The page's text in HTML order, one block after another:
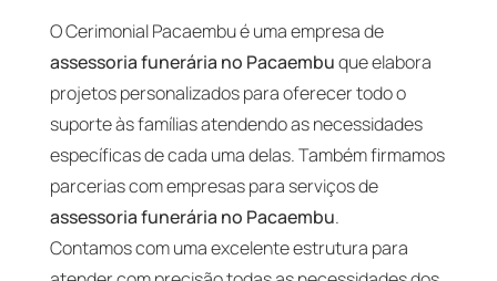
O Cerimonial Pacaembu é uma empresa de
assessoria funerária no Pacaembuque elabora
projetos personalizados para oferecer todo o
suporte às famílias atendendo as necessidades
específicas de cada uma delas. Também firmamos
parcerias com empresas para serviços de
assessoria funerária no Pacaembu.
Contamos com uma excelente estrutura para